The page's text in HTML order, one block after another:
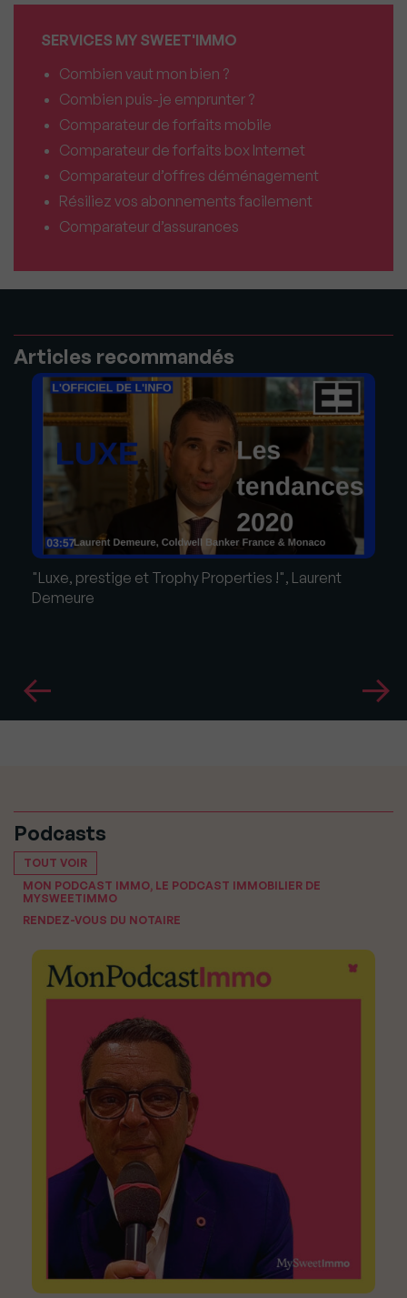
SERVICES MY SWEET'IMMO
Combien vaut mon bien ?
Combien puis-je emprunter ?
Comparateur de forfaits mobile
Comparateur de forfaits box Internet
Comparateur d’offres déménagement
Résiliez vos abonnements facilement
Comparateur d’assurances
Articles recommandés
"Luxe, prestige et Trophy Properties !", Laurent
Demeure
Podcasts
TOUT VOIR
MON PODCAST IMMO, LE PODCAST IMMOBILIER DE
MYSWEETIMMO
RENDEZ-VOUS DU NOTAIRE